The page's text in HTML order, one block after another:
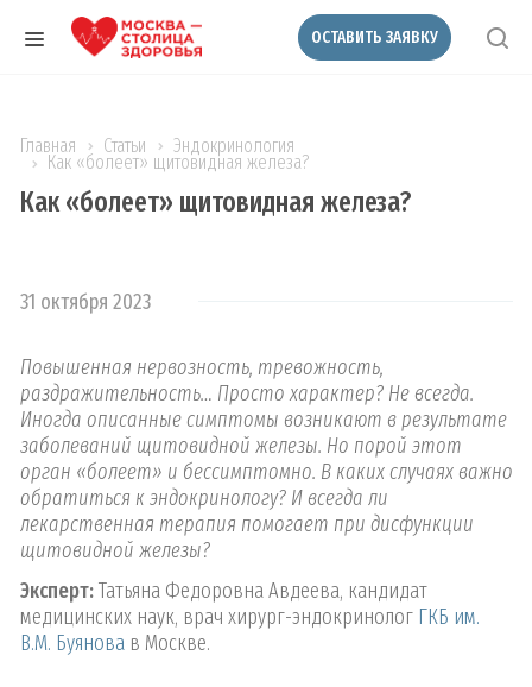
ОСТАВИТЬ ЗАЯВКУ
Главная Статьи Эндокринология
Как «болеет» щитовидная железа?
Как «болеет» щитовидная железа?
31 октября 2023
Повышенная нервозность, тревожность,
раздражительность… Просто характер? Не всегда.
Иногда описанные симптомы возникают в результате
заболеваний щитовидной железы. Но порой этот
орган «болеет» и бессимптомно. В каких случаях важно
обратиться к эндокринологу? И всегда ли
лекарственная терапия помогает при дисфункции
щитовидной железы?
Эксперт:Татьяна Федоровна Авдеева, кандидат
медицинских наук, врач хирург-эндокринолог ГКБ им.
В.М. Буянова в Москве.